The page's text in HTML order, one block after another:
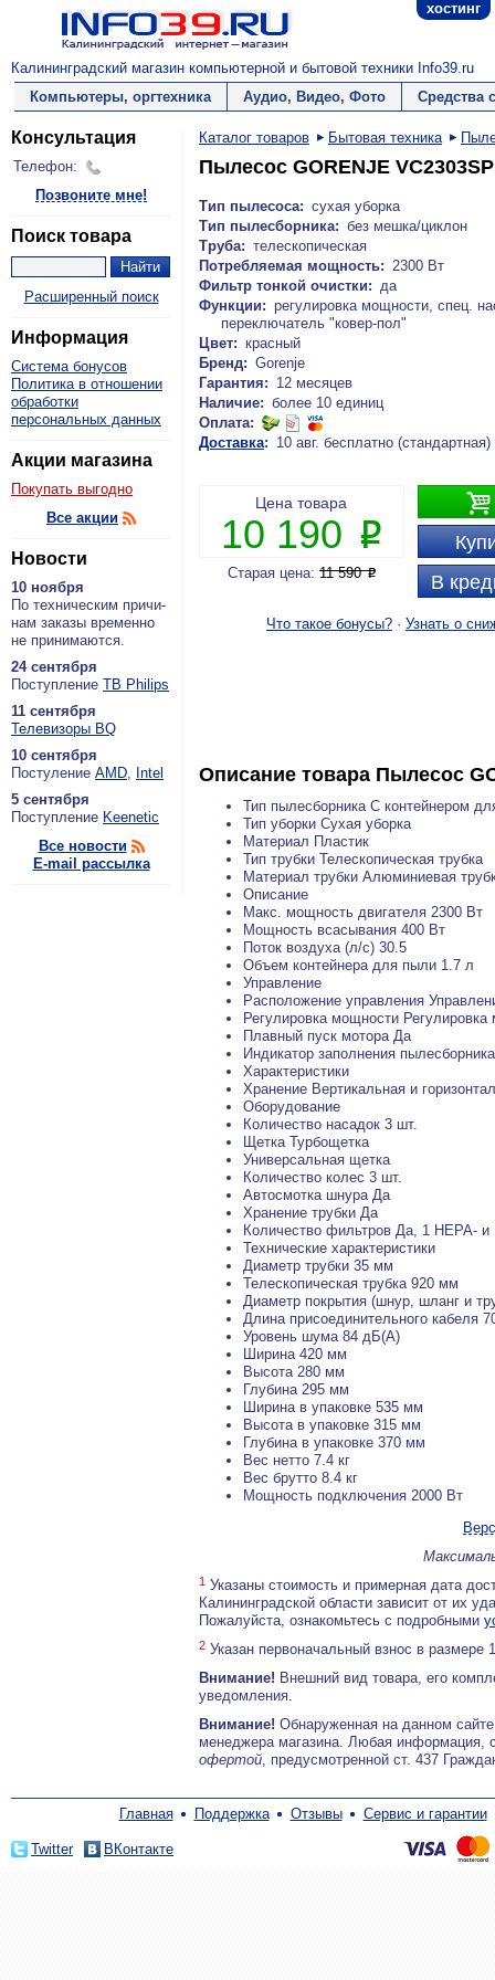
хостинг
Калининградский магазин компьютерной и бытовой техники Info39.ru
Компьютеры, оргтехника
Аудио, Видео, Фото Средства
Консультация
Телефон:
Позвоните мне!
Поиск товара
Расширенный поиск
Информация
Система бонусов
Политика в отношении
обработки
персональных данных
Акции магазина
Покупать выгодно
Все акции
Новости
10 ноября
По тех­ни­че­ским при­чи­
нам за­ка­зы вре­мен­но
не при­ни­ма­ют­ся.
24 сентября
По­ступ­ле­ние ТВ Philips
11 сентября
Теле­ви­зо­ры BQ
10 сентября
По­сту­ле­ние AMD, Intel
5 сентября
По­ступ­ле­ние Keenetic
Все новости
E-mail рассылка
Каталог товаров Бытовая техника
Пылесос GORENJE
Тип пылесоса: сухая уборка
Тип пылесборника: без мешка/циклон
Труба: телескопическая
Потребляемая мощность: 2300 Вт
Фильтр тонкой очистки: да
Функции: регулировка мощности, спец.
переключатель "ковер-пол"
Цвет: красный
Бренд: Gorenje
Гарантия: 12 месяцев
Наличие: более 10 единиц
Оплата:
Доставка: 10 авг. бесплатно (стандартная)

В
Цена товара
10 190 P
Старая цена: 11 590P
Что такое бонусы? · Узнать о
Описание товара Пылесос
Тип пылесборника С контейнером
Тип уборки Сухая уборка
Материал Пластик
Тип трубки Телескопическая трубка
Материал трубки Алюминиевая
Описание
Макс. мощность двигателя 2300 Вт
Мощность всасывания 400 Вт
Поток воздуха (л/с) 30.5
Объем контейнера для пыли 1.7 л
Управление
Расположение управления
Регулировка мощности
Плавный пуск мотора Да
Индикатор заполнения
Характеристики
Хранение Вертикальная и
Оборудование
Количество насадок 3 шт.
Щетка Турбощетка
Универсальная щетка
Количество колес 3 шт.
Автосмотка шнура Да
Хранение трубки Да
Количество фильтров Да, 1 HEPA-
Технические характеристики
Диаметр трубки 35 мм
Телескопическая трубка 920 мм
Диаметр покрытия (шнур, шланг и
Длина присоединительного кабеля
Уровень шума 84 дБ(А)
Ширина 420 мм
Высота 280 мм
Глубина 295 мм
Ширина в упаковке 535 мм
Высота в упаковке 315 мм
Глубина в упаковке 370 мм
Вес нетто 7.4 кг
Вес брутто 8.4 кг
Мощность подключения 2000 Вт
1 Указаны стоимость и примерная дата
Калининградской области зависит от их
Пожалуйста, ознакомьтесь с подробными
2 Указан первоначальный взнос в
Внимание! Внешний вид товара, его
уведомления.
Внимание! Обнаруженная на данном
менеджера магазина. Любая информация,
офертой, предусмотренной ст. 437
Главная Поддержка Отзывы Сервис и гарантии
Twitter ВКонтакте